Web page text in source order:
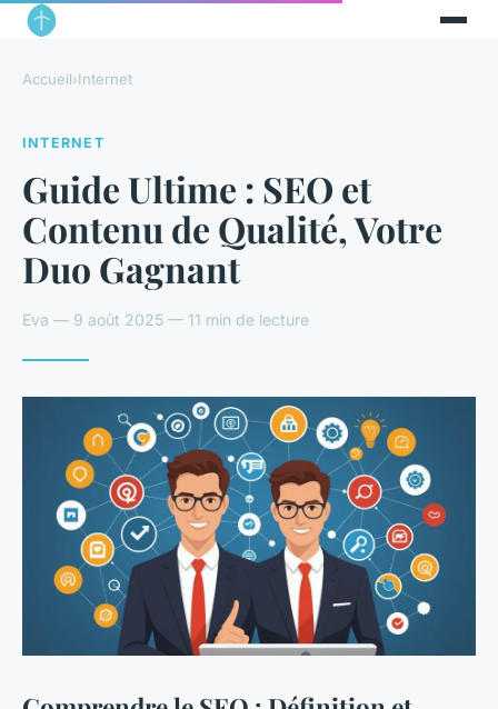
Accueil›Internet
INTERNET
Guide Ultime : SEO et
Contenu de Qualité, Votre
Duo Gagnant
Eva — 9 août 2025 — 11 min de lecture